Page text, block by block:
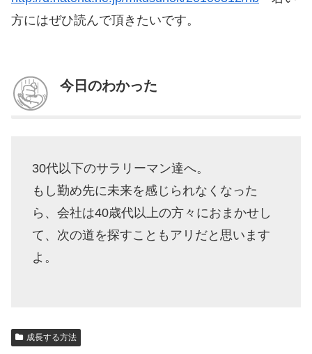
方にはぜひ読んで頂きたいです。
今日のわかった
30代以下のサラリーマン達へ。
もし勤め先に未来を感じられなくなった
ら、会社は40歳代以上の方々におまかせし
て、次の道を探すこともアリだと思います
よ。
成長する方法